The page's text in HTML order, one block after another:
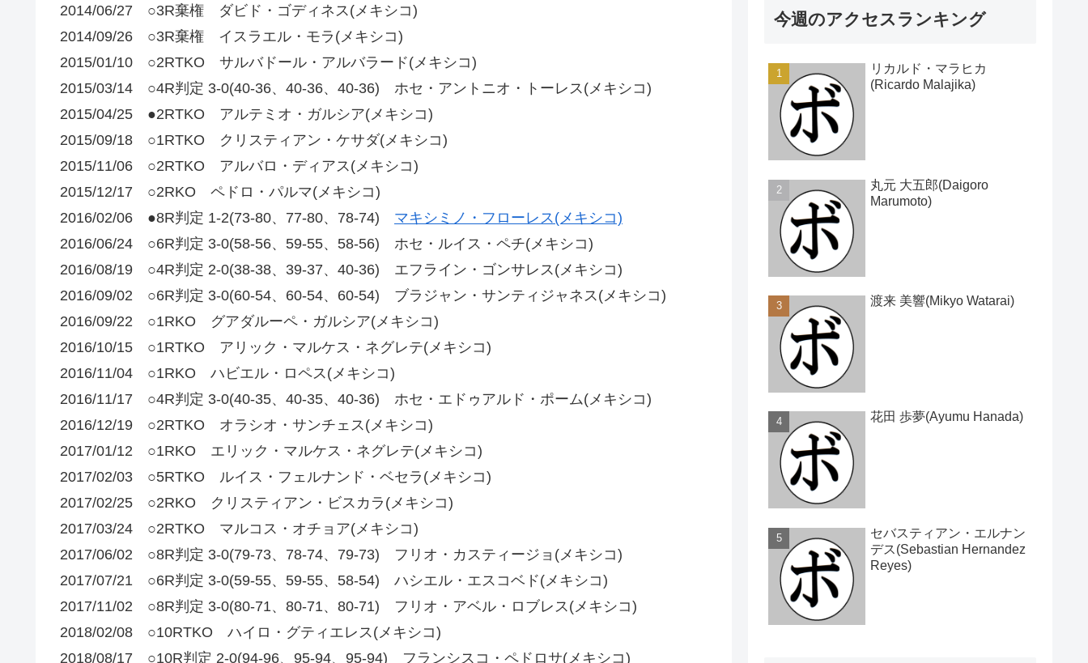
2014/06/27 ○3R棄権 ダビド・ゴディネス(メキシコ)
2014/09/26 ○3R棄権 イスラエル・モラ(メキシコ)
2015/01/10 ○2RTKO サルバドール・アルバラード(メキシコ)
2015/03/14 ○4R判定 3-0(40-36、40-36、40-36) ホセ・アントニオ・トーレス(メキシコ)
2015/04/25 ●2RTKO アルテミオ・ガルシア(メキシコ)
2015/09/18 ○1RTKO クリスティアン・ケサダ(メキシコ)
2015/11/06 ○2RTKO アルバロ・ディアス(メキシコ)
2015/12/17 ○2RKO ペドロ・パルマ(メキシコ)
2016/02/06 ●8R判定 1-2(73-80、77-80、78-74) マキシミノ・フローレス(メキシコ)
2016/06/24 ○6R判定 3-0(58-56、59-55、58-56) ホセ・ルイス・ペチ(メキシコ)
2016/08/19 ○4R判定 2-0(38-38、39-37、40-36) エフライン・ゴンサレス(メキシコ)
2016/09/02 ○6R判定 3-0(60-54、60-54、60-54) ブラジャン・サンティジャネス(メキシコ)
2016/09/22 ○1RKO グアダルーペ・ガルシア(メキシコ)
2016/10/15 ○1RTKO アリック・マルケス・ネグレテ(メキシコ)
2016/11/04 ○1RKO ハビエル・ロペス(メキシコ)
2016/11/17 ○4R判定 3-0(40-35、40-35、40-36) ホセ・エドゥアルド・ポーム(メキシコ)
2016/12/19 ○2RTKO オラシオ・サンチェス(メキシコ)
2017/01/12 ○1RKO エリック・マルケス・ネグレテ(メキシコ)
2017/02/03 ○5RTKO ルイス・フェルナンド・ベセラ(メキシコ)
2017/02/25 ○2RKO クリスティアン・ビスカラ(メキシコ)
2017/03/24 ○2RTKO マルコス・オチョア(メキシコ)
2017/06/02 ○8R判定 3-0(79-73、78-74、79-73) フリオ・カスティージョ(メキシコ)
2017/07/21 ○6R判定 3-0(59-55、59-55、58-54) ハシエル・エスコベド(メキシコ)
2017/11/02 ○8R判定 3-0(80-71、80-71、80-71) フリオ・アベル・ロブレス(メキシコ)
2018/02/08 ○10RTKO ハイロ・グティエレス(メキシコ)
2018/08/17 ○10R判定 2-0(94-96、95-94、95-94) フランシスコ・ペドロサ(メキシコ)
今週のアクセスランキング
リカルド・マラヒカ
(Ricardo Malajika)
丸元 大五郎(Daigoro
Marumoto)
渡来 美響(Mikyo Watarai)
花田 歩夢(Ayumu Hanada)
セバスティアン・エルナン
デス(Sebastian Hernandez
Reyes)